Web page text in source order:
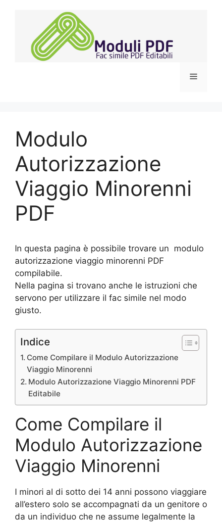
Menu
Modulo
Autorizzazione
Viaggio Minorenni
PDF
In questa pagina è possibile trovare un modulo
autorizzazione viaggio minorenni PDF
compilabile.
Nella pagina si trovano anche le istruzioni che
servono per utilizzare il fac simile nel modo
giusto.
Indice
Come Compilare il Modulo Autorizzazione
Viaggio Minorenni
Modulo Autorizzazione Viaggio Minorenni PDF
Editabile
Come Compilare il
Modulo Autorizzazione
Viaggio Minorenni
I minori al di sotto dei 14 anni possono viaggiare
all’estero solo se accompagnati da un genitore o
da un individuo che ne assume legalmente la